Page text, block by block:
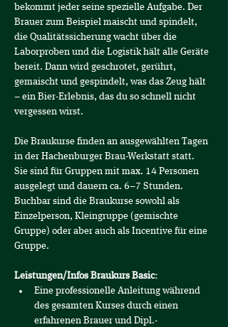
bekommt jeder seine spezielle Aufgabe. Der
Brauer zum Beispiel maischt und spindelt,
die Qualitätssicherung wacht über die
Laborproben und die Logistik hält alle Geräte
bereit. Dann wird geschrotet, gerührt,
gemaischt und gespindelt, was das Zeug hält
– ein Bier-Erlebnis, das du so schnell nicht
vergessen wirst.
Die Braukurse finden an ausgewählten Tagen
in der Hachenburger Brau-Werkstatt statt.
Sie sind für Gruppen mit max. 14 Personen
ausgelegt und dauern ca. 6–7 Stunden.
Buchbar sind die Braukurse sowohl als
Einzelperson, Kleingruppe (gemischte
Gruppe) oder aber auch als Incentive für eine
Gruppe.
Leistungen/Infos Braukurs Basic:
Eine professionelle Anleitung während
des gesamten Kurses durch einen
erfahrenen Brauer und Dipl.-